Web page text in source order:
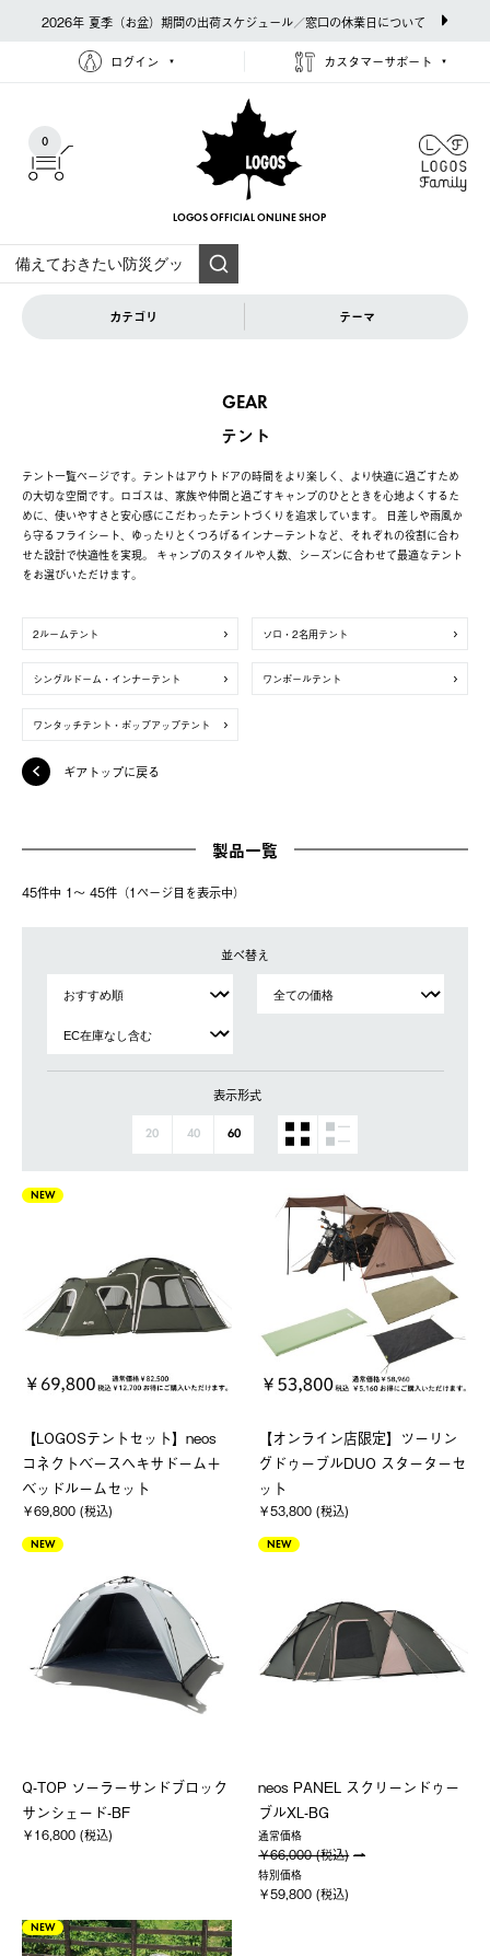
2026年 夏季（お盆）期間の出荷スケジュール／窓口の休業日について
ログイン カスタマーサポート
0
LOGOS OFFICIAL ONLINE SHOP
カテゴリ テーマ
GEAR
テント
テント一覧ページです。テントはアウトドアの時間をより楽しく、より快適に過ごすため
の大切な空間です。ロゴスは、家族や仲間と過ごすキャンプのひとときを心地よくするた
めに、使いやすさと安心感にこだわったテントづくりを追求しています。 日差しや雨風か
ら守るフライシート、ゆったりとくつろげるインナーテントなど、それぞれの役割に合わ
せた設計で快適性を実現。 キャンプのスタイルや人数、シーズンに合わせて最適なテント
をお選びいただけます。
2ルームテント ソロ・2名用テント
シングルドーム・インナーテント ワンポールテント
ワンタッチテント・ポップアップテント
ギアトップに戻る
製品一覧
45件中 1〜 45件（1ページ⽬を表⽰中）
並べ替え
表示形式
20 40 60
NEW
【LOGOSテントセット】neos
コネクトベースヘキサドーム＋
ベッドルームセット
￥69,800 (税込)
【オンライン店限定】ツーリン
グドゥーブルDUO スターターセ
ット
￥53,800 (税込)
NEW
Q-TOP ソーラーサンドブロック
サンシェード-BF
￥16,800 (税込)
NEW
neos PANEL スクリーンドゥー
ブルXL-BG
通常価格
￥66,000 (税込)
特別価格
￥59,800 (税込)
NEW